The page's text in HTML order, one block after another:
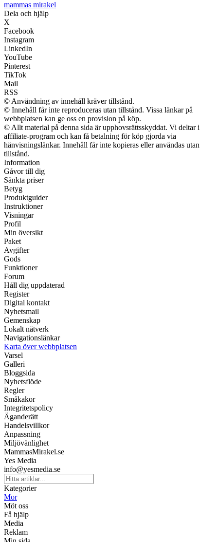
mammas mirakel
Dela och hjälp
X
Facebook
Instagram
LinkedIn
YouTube
Pinterest
TikTok
Mail
RSS
© Användning av innehåll kräver tillstånd.
© Innehåll får inte reproduceras utan tillstånd. Vissa länkar på
webbplatsen kan ge oss en provision på köp.
© Allt material på denna sida är upphovsrättsskyddat. Vi deltar i
affiliate-program och kan få betalning för köp gjorda via
hänvisningslänkar. Innehåll får inte kopieras eller användas utan
tillstånd.
Information
Gåvor till dig
Sänkta priser
Betyg
Produktguider
Instruktioner
Visningar
Profil
Min översikt
Paket
Avgifter
Gods
Funktioner
Forum
Håll dig uppdaterad
Register
Digital kontakt
Nyhetsmail
Gemenskap
Lokalt nätverk
Navigationslänkar
Karta över webbplatsen
Varsel
Galleri
Bloggsida
Nyhetsflöde
Regler
Småkakor
Integritetspolicy
Äganderätt
Handelsvillkor
Anpassning
Miljövänlighet
MammasMirakel.se
Yes Media
info@yesmedia.se
Kategorier
Mor
Möt oss
Få hjälp
Media
Reklam